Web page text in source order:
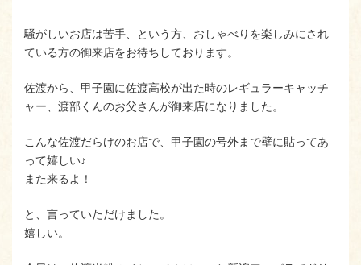
騒がしいお店は苦手、という方、おしゃべりを楽しみにされ
ている方の御来店をお待ちしております。
佐渡から、甲子園に佐渡高校が出た時のレギュラーキャッチ
ャー、渡部くんのお父さんが御来店になりました。
こんな佐渡だらけのお店で、甲子園の号外まで壁に貼ってあ
って嬉しい♪
また来るよ！
と、言っていただけました。
嬉しい。